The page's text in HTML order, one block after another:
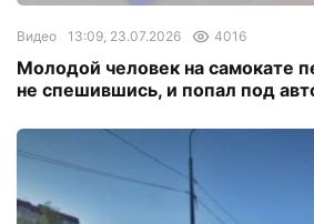
Видео 13:09, 23.07.2026 4016
Молодой человек на самокате
не спешившись, и попал под